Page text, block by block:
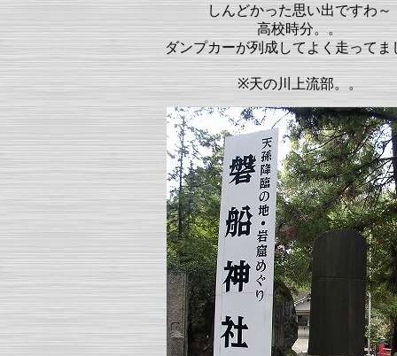
しんどかった思い出ですわ～
高校時分。。
ダンプカーが列成してよく走ってま
※天の川上流部。。